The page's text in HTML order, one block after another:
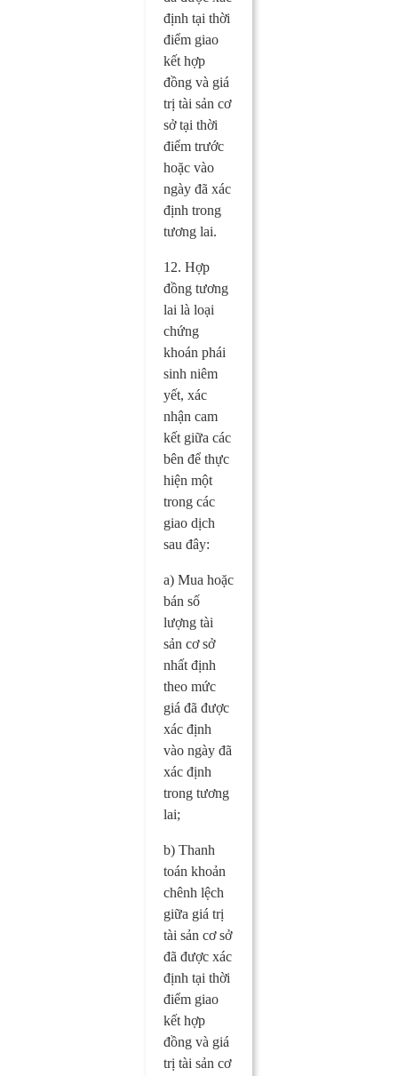
định tại thời
điểm giao
kết hợp
đồng và giá
trị tài sản cơ
sở tại thời
điểm trước
hoặc vào
ngày đã xác
định trong
tương lai.
12. Hợp
đồng tương
lai là loại
chứng
khoán phái
sinh niêm
yết, xác
nhận cam
kết giữa các
bên để thực
hiện một
trong các
giao dịch
sau đây:
a) Mua hoặc
bán số
lượng tài
sản cơ sở
nhất định
theo mức
giá đã được
xác định
vào ngày đã
xác định
trong tương
lai;
b) Thanh
toán khoản
chênh lệch
giữa giá trị
tài sản cơ sở
đã được xác
định tại thời
điểm giao
kết hợp
đồng và giá
trị tài sản cơ